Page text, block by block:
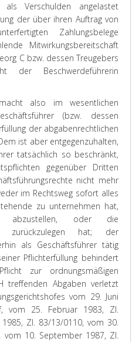
als Verschulden angelastet
der über ihren Auftrag von
Zahlungsbelege
Mitwirkungsbereitschaft
C bzw. dessen Treugebers
der Beschwerdeführerin
also im wesentlichen
(bzw. dessen
der abgabenrechtlichen
ist aber entgegenzuhalten,
tatsächlich so beschränkt,
gegenüber Dritten
nicht mehr
im Rechtsweg sofort alles
zu unternehmen hat,
abzustellen, oder die
zurückzulegen hat; der
als Geschäftsführer tätig
Pflichterfüllung behindert
zur ordnungsmäßigen
treffenden Abgaben verletzt
vom 29. Juni
vom 25. Februar 1983, Zl.
Zl. 83/13/0110, vom 30.
vom 10. September 1987, Zl.